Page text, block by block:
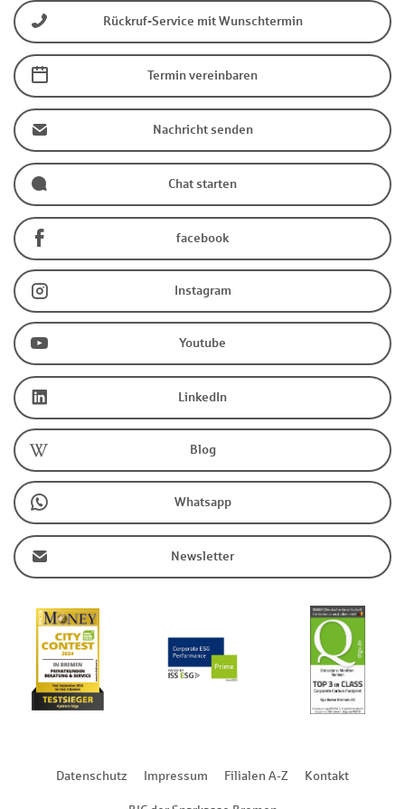
Rückruf-Service mit Wunschtermin
Termin vereinbaren
Nachricht senden
Chat starten
facebook
Instagram
Youtube
LinkedIn
Blog
Whatsapp
Newsletter
Datenschutz Impressum Filialen A-Z Kontakt